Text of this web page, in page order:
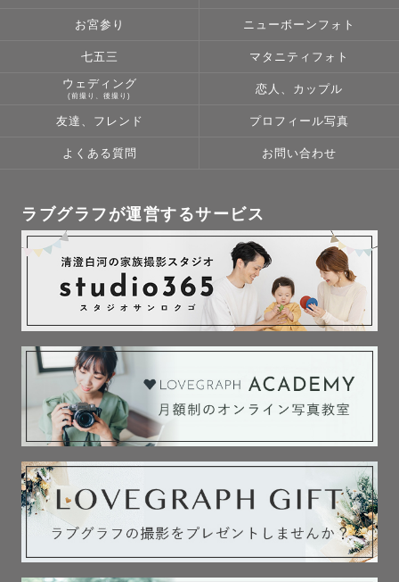
2.撮影を楽しんでいただきたい🌸
撮影に慣れていない方がほとんどだと思います✨
その中でもリラックスしていただけるよう、
一緒にお話ししながら撮影させていただきます！！
良い写真をお届けすることはもちろん、
とびっきり楽しい1日を私と過ごしてください☺️
* ┈ ┈ ┈ ┈ ┈  得意ジャンル ┈ ┈ ┈ ┈ ┈ *
＼ ファミリー撮影全般得意です✨ ／
私は8歳、6歳、2歳の3兄妹ママです⭐️
元気いっぱい走り回る子や、イヤイヤ期、
人見知りの子の撮影も慣れています🫧✊
お宮参り ニューボーンフォト
七五三 マタニティフォト
ウェディング
(前撮り、後撮り)
恋人、カップル
友達、フレンド プロフィール写真
よくある質問 お問い合わせ
ラブグラフが運営するサービス